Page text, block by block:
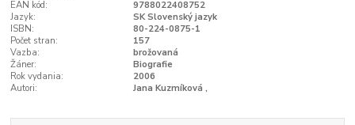
EAN kód:
9788022408752
Jazyk:
SK Slovenský jazyk
ISBN:
80-224-0875-1
Počet stran:
157
Vazba:
brožovaná
Žáner:
Biografie
Rok vydania:
2006
Autori:
Jana Kuzmíková ,